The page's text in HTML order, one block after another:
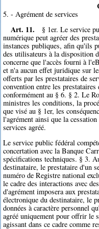
5. - Agrément de services
Art. 11.
§ 1er. Le service
numérique peut agréer des
instances publiques, afin qu'ils
des utilisateurs à la disposition
concerne que l'accès fourni à
et n'a aucun effet juridique sur
offerts par les prestataires de
convention entre les
conformément au § 6. § 2. Le
ministres les conditions, la
que visé au § 1er, les
l'agrément ainsi que la
services agréé.
Le service public fédéral
concertation avec la Banque
spécifications techniques. § 3.
destinataire, le prestataire d'un
numéro de Registre national
le cadre des interactions avec
d'agrément imposera aux
électronique du destinataire, le
données à caractère personnel
agréé uniquement pour offrir le
agissant dans ce cadre comme